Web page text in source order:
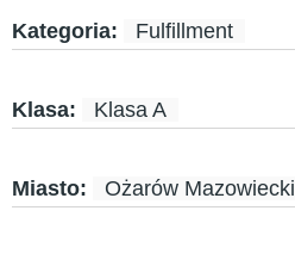
Kategoria: Fulfillment
Klasa: Klasa A
Miasto: Ożarów Mazowiecki